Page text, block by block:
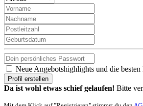
Neue Angebotshighlights und die
Profil erstellen
Da ist wohl etwas schief gelaufen! Bitte